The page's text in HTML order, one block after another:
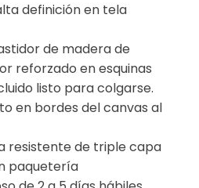
definición en tela
de madera de
reforzado en esquinas
listo para colgarse.
en bordes del canvas al
resistente de triple capa
paquetería